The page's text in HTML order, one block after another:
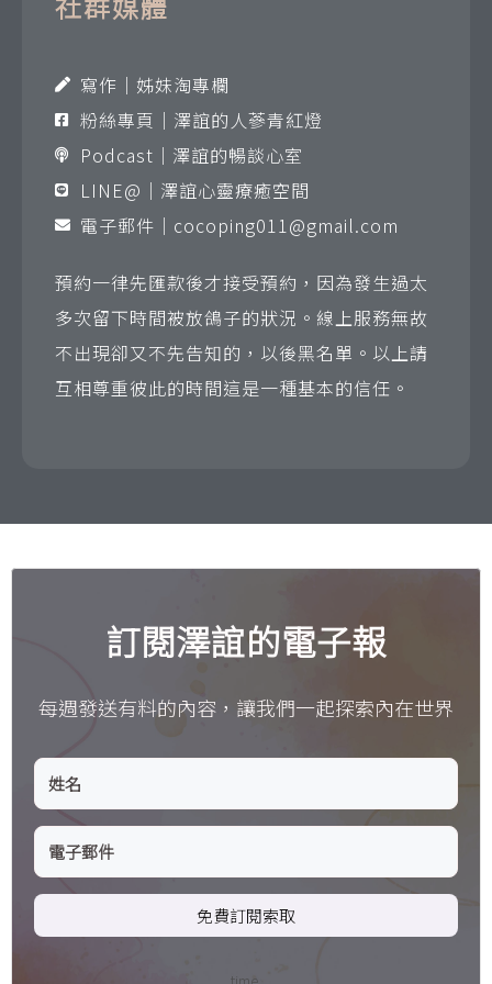
寫作｜姊妹淘專欄
粉絲專頁｜澤誼的人蔘青紅燈
Podcast｜澤誼的暢談心室
LINE@｜澤誼心靈療癒空間
電子郵件｜ cocoping011@gmail.com
預約一律先匯款後才接受預約，因為發生過太
多次留下時間被放鴿子的狀況。線上服務無故
不出現卻又不先告知的，以後黑名單。以上請
互相尊重彼此的時間這是一種基本的信任。
訂閱澤誼的電子報
每週發送有料的內容，讓我們一起探索內在世界
免費訂閱索取